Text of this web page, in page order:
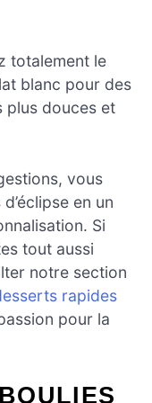
totalement le
blanc pour des
plus douces et
vous
en un
Si
tout aussi
notre section
rapides
pour la